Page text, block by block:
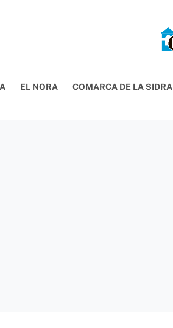
EL NORA COMARCA DE LA SIDRA